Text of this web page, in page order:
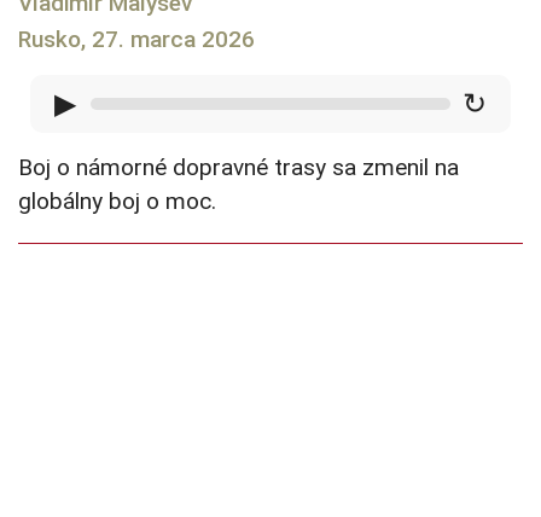
Rusko, 27. marca 2026
▶ ↻
Boj o námorné dopravné trasy sa zmenil na
globálny boj o moc.